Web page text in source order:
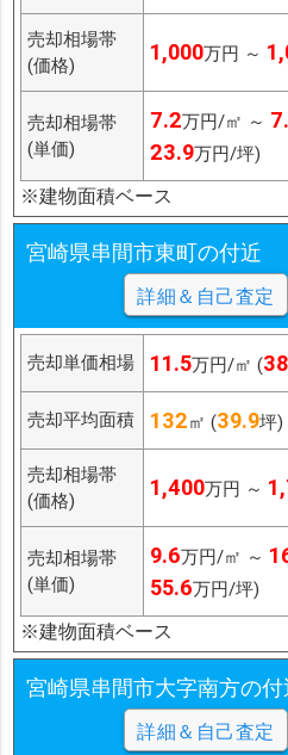
売却相場帯
(価格)
1,000万円 ～
売却相場帯
(単価)
7.2万円/㎡ ～
23.9万円/坪)
※建物面積ベース
宮崎県串間市東町の付近
詳細＆自己査定
売却単価相場 11.5万円/㎡ (
売却平均面積 132㎡ (39.9坪)
売却相場帯
(価格)
1,400万円 ～
売却相場帯
(単価)
9.6万円/㎡ ～
55.6万円/坪)
※建物面積ベース
宮崎県串間市大字南方の付
詳細＆自己査定